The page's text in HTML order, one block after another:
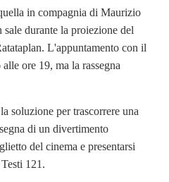
in compagnia di Maurizio
durante la proiezione del
L'appuntamento con il
ore 19, ma la rassegna
soluzione per trascorrere una
di un divertimento
del cinema e presentarsi
121.